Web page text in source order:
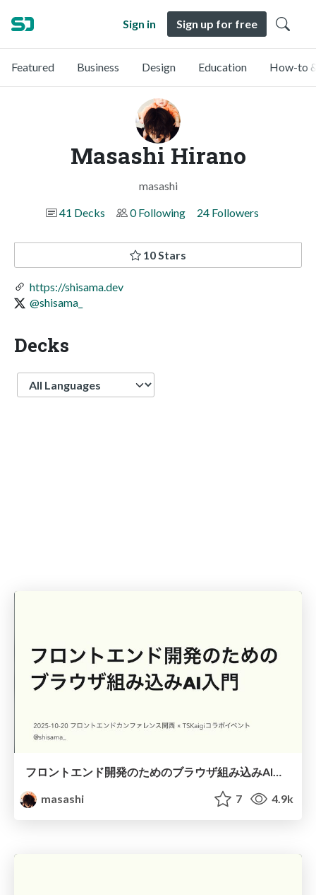
Sign in Sign up for free
Featured Business Design Education How-to
Masashi Hirano
masashi
41 Decks
0 Following 24 Followers
10 Stars
https://shisama.dev
@shisama_
Decks
Language
フロントエンド開発のためのブラウザ組み込みAI入門
masashi
7 4.9k